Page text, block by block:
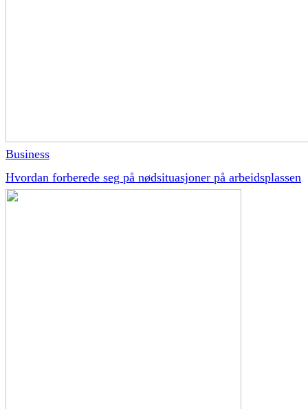
Business
Hvordan forberede seg på nødsituasjoner på arbeidsplassen